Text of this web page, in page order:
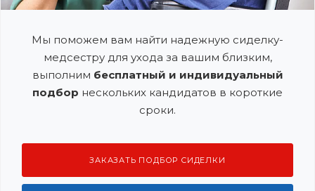
Мы поможем вам найти надежную сиделку-
медсестру для ухода за вашим близким,
выполним бесплатный и индивидуальный
подбор нескольких кандидатов в короткие
сроки.
ЗАКАЗАТЬ ПОДБОР СИДЕЛКИ